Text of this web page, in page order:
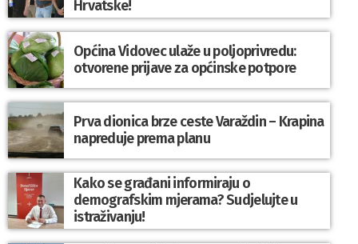
Hrvatske!
Općina Vidovec ulaže u poljoprivredu:
otvorene prijave za općinske potpore
Prva dionica brze ceste Varaždin – Krapina
napreduje prema planu
Kako se građani informiraju o
demografskim mjerama? Sudjelujte u
istraživanju!